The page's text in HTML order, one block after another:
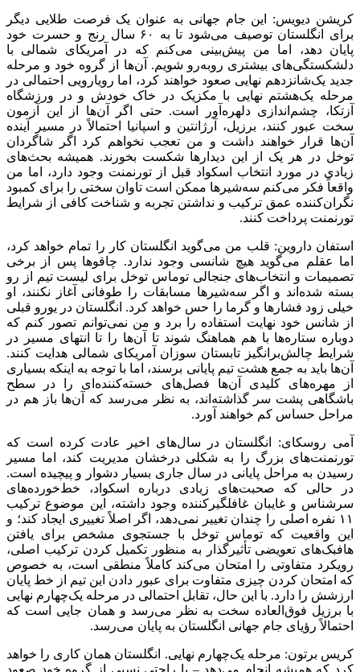
کریشن دیویس: این جام جهانی به عنوان یک فرصت طلایی دیگر
برای انگلستان توصیف می‌شود تا به ۶۰ سال رنج و حسرت خود
پایان دهد، اما من پیش‌بینی می‌کنم که در آمریکای شمالی با
دلشکستگی‌های بیشتری روبه‌رو شویم. آن‌ها از گروه خود و مرحله
جدید یک‌شانزدهم نهایی صعود خواهند کرد، اما رویارویی احتمالی در
مرحله یک‌هشتم نهایی با مکزیک در خاک خودش و در ورزشگاه
آزتکا، چشم‌اندازی دلهره‌آور است. حتی اگر آن‌ها از این آزمون
سخت عبور کنند، برزیل، آرژانتین و اسپانیا احتمالاً در مسیر آینده
آن‌ها قرار خواهند داشت و من تعجب نخواهم کرد اگر شاگردان
توخل در هر یک از این دیدارها شکست بخورند. همیشه بحث‌های
زیادی در مورد انتخاب اسکواد قبل از تورنمنت وجود دارد، اما من
واقعاً فکر می‌کنم سه‌شیرها ممکن است تاوان سختی را برای کمبود
نگران‌کننده عمق ترکیب و نداشتن تجربه و شناخت کافی از شرایط
تورنمنت پرداخت کنند.
استفان داروین: قلب من می‌گوید انگلستان کار را تمام خواهد کرد،
اما عقلم می‌گوید هیچ شانسی وجود ندارد. چاقوها پس از برخی
تصمیمات و انتخاب‌های جنجالی توماس توخل برای لیست تیم از رو
بسته شده‌اند و اگر سه‌شیرها مسابقات را طوفانی آغاز نکنند، او
خیلی زود فشارها و گرما را حس خواهد کرد. انگلستان در یورو قبلی
از شانس خود نهایت استفاده را برد و من نمی‌توانم تصور کنم که
دوباره ستاره‌ها با هم هماهنگ شوند تا آن‌ها را تا انتهای مسیر در
شرایط چالش‌برانگیز تابستان سوزان آمریکای شمالی هدایت کنند.
آن‌ها باید به جمع هشت تیم پایانی برسند، اما با توجه به اینکه بسیاری
از مهره‌های کلیدی آن‌ها فصل‌های خسته‌کننده‌ای را در سطح
باشگاهی پشت سر گذاشته‌اند، به نظر می‌رسد که آن‌ها باز هم در
مراحل حساس کم خواهند آورد.
آمی روسکای: انگلستان در سال‌های اخیر عادت کرده است که
تورنمنت‌های بزرگ را به شکلی درخشان مدیریت کند، اما مسیر
رسیدن به مراحل پایانی در سال جاری بسیار دشوار و پیچیده است.
در حالی که صحبت‌های زیادی درباره اسکواد، خط‌خورده‌های
سرشناس و غایبان غافلگیرکننده وجود داشته، این موضوع ترکیب
۱۱ نفره اصلی را چندان تغییر نمی‌دهد، اگر اصلاً تغییری ایجاد کند؛ و
این واقعیت که توماس توخل با جستجوی مشخص برای یافتن
هافبک‌های تعویضی تأثیرگذار به منظور تکمیل کردن ترکیب اصلی،
رویکرد متفاوتی را امتحان می‌کند کاملاً منطقی است، به خصوص
که امتحان کردن چیزی متفاوت برای عبور دادن این تیم از خط پایان
ارزشش را دارد. با این حال، تقابل احتمالی در مرحله یک‌چهارم نهایی
با برزیل فوق‌العاده سخت به نظر می‌رسد و همان جایی است که
احتمالاً رؤیای جام جهانی انگلستان به پایان می‌رسد.
کریس برتون: مرحله یک‌چهارم نهایی. انگلستان همان کاری را خواهد
کرد که همیشه انجام می‌دهد – با راحتی نسبی از گروه خود صعود